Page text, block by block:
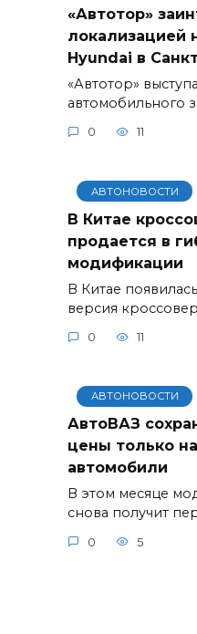
«Автотор»
локализацией
Hyundai в
«Автотор»
автомобильного
0 11
АВТОНОВОСТИ
В Китае
продается в
модификации
В Китае
версия
0 11
АВТОНОВОСТИ
АвтоВАЗ
цены только
автомобили
В этом месяце
снова получит
0 5